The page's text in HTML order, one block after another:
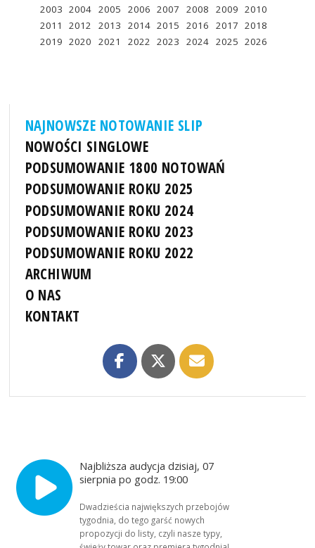
2003 2004 2005 2006 2007 2008 2009 2010
2011
2012 2013 2014 2015 2016 2017 2018
2019 2020 2021 2022 2023 2024 2025 2026
NAJNOWSZE NOTOWANIE SLIP
NOWOŚCI SINGLOWE
PODSUMOWANIE 1800 NOTOWAŃ
PODSUMOWANIE ROKU 2025
PODSUMOWANIE ROKU 2024
PODSUMOWANIE ROKU 2023
PODSUMOWANIE ROKU 2022
ARCHIWUM
O NAS
KONTAKT
Najbliższa audycja dzisiaj, 07
sierpnia po godz. 19:00
Dwadzieścia największych przebojów
tygodnia, do tego garść nowych
propozycji do listy, czyli nasze typy,